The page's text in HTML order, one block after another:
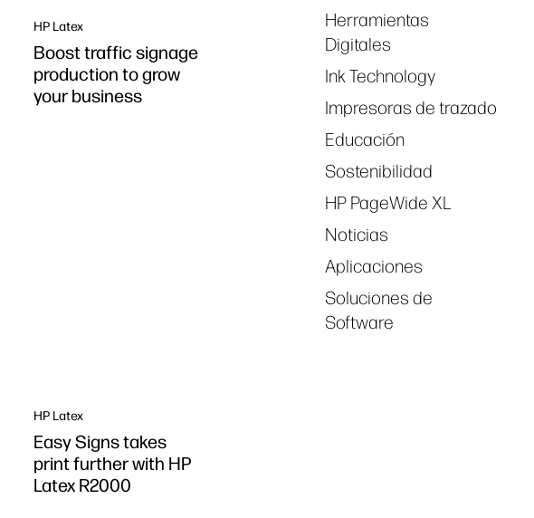
Herramientas
Digitales
Ink Technology
Impresoras de trazado
Educación
Sostenibilidad
HP PageWide XL
Noticias
Aplicaciones
Soluciones de
Software
HP Latex
Boost traffic signage
production to grow
your business
HP Latex
Easy Signs takes
print further with HP
Latex R2000